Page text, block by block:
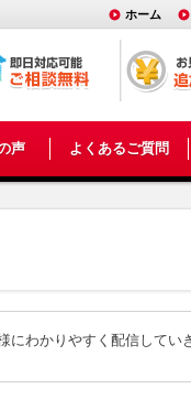
ホーム
声 よくあるご質問
にわかりやすく配信してい